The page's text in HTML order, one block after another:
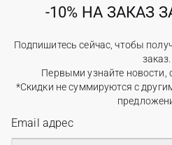
-10% НА ЗАКАЗ
Подпишитесь сейчас, чтобы
заказ.
Первыми узнайте новости,
*Скидки не суммируются с